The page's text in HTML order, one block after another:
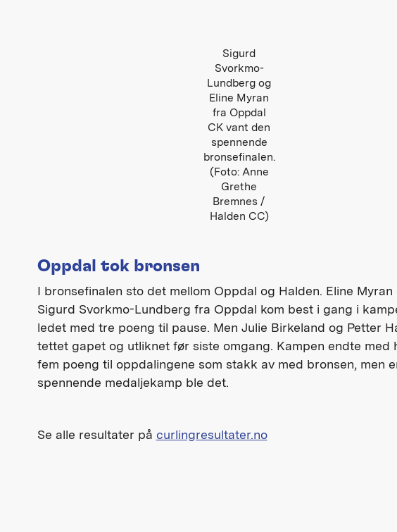
Sigurd
Svorkmo-
Lundberg og
Eline Myran
fra Oppdal
CK vant den
spennende
bronsefinalen.
(Foto: Anne
Grethe
Bremnes /
Halden CC)
Oppdal tok bronsen
I bronsefinalen sto det mellom Oppdal og Halden. Eline Myran
Sigurd Svorkmo-Lundberg fra Oppdal kom best i gang i
ledet med tre poeng til pause. Men Julie Birkeland og Petter
tettet gapet og utliknet før siste omgang. Kampen endte med
fem poeng til oppdalingene som stakk av med bronsen, men
spennende medaljekamp ble det.
Se alle resultater på curlingresultater.no